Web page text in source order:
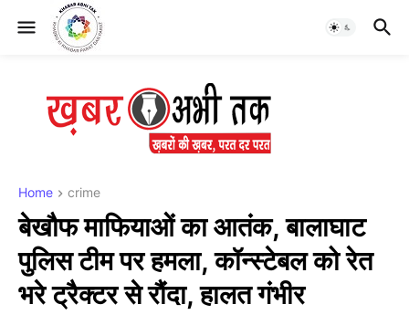
Home crime
बेखौफ माफियाओं का आतंक, बालाघाट
पुलिस टीम पर हमला, कॉन्स्टेबल को रेत
भरे ट्रैक्टर से रौंदा, हालत गंभीर